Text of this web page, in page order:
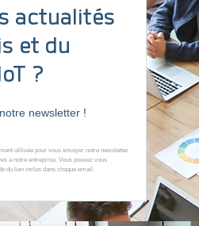
parmi notre gamme complète de
savoir plus
et maintenir
conditions opérationnelles
savoir plus
NOUS
actualités
et du
?
newsletter !
utilisée pour vous envoyer notre newsletter
à notre entreprise. Vous pouvez vous
du lien inclus dans chaque email.